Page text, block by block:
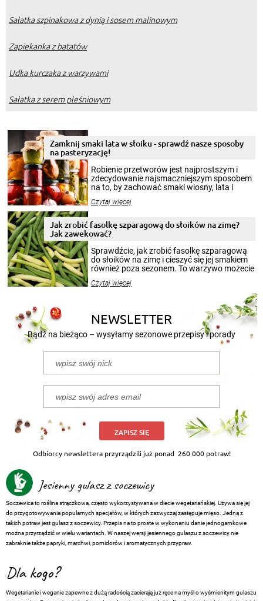
Sałatka szpinakowa z dynią i sosem malinowym
Zapiekanka z batatów
Udka kurczaka z warzywami
Sałatka z serem pleśniowym
Zamknij smaki lata w słoiku - sprawdź nasze sposoby
na pasteryzację!
Robienie przetworów jest najprostszym i
zdecydowanie najsmaczniejszym sposobem
na to, by zachować smaki wiosny, lata i
krajobrazów, by cieszyć nimi oko w sezonie
pełni poczuć atmosferę cieplejszych
miesięcy. Przygotowanie słoików ze
patenty, które pozwolą zachować świeżość
przetworów.
Czytaj więcej
Jak zrobić fasolkę szparagową do słoików na zimę?
Jak zawekować?
Sprawdźcie, jak zrobić fasolkę szparagową
do słoików na zimę i cieszyć się jej smakiem
również poza sezonem. To warzywo możecie
nasze propozycje!
Czytaj więcej
NEWSLETTER
Bądź na bieżąco – wysyłamy sezonowe przepisy i porady
ZAPISZ SIĘ
Odbiorcy newslettera przyrządzili już ponad 260 000 potraw!
Jesienny gulasz z soczewicy
Soczewica to roślina strączkowa, często wykorzystywana w diecie wegetariańskiej. Używa się jej
do przygotowywania popularnych specjałów, w których zazwyczaj zastępuje mięso. Jedną z
takich potraw jest gulasz z soczewicy. Przepis na to proste w wykonaniu danie jednogarnkowe
można przyrządzić w wielu wariantach. W naszej wersji jesiennego gulaszu z soczewicy nie
zabraknie także papryki, marchwi, pomidorów i aromatycznych przypraw.
Dla kogo?
Wegetarianie i weganie zapewne z dużą radością zacierają już ręce na myśl o wyśmienitym gulaszu